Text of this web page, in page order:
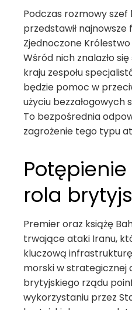
Podczas rozmowy
przedstawił
Zjednoczone
Wśród nich znalazło
kraju zespołu
będzie pomoc w
użyciu
To bezpośrednia
zagrożenie tego typu
rola
Premier oraz książę
trwające ataki Iranu,
kluczową
morski w strategicznej
brytyjskiego rządu
wykorzystaniu przez